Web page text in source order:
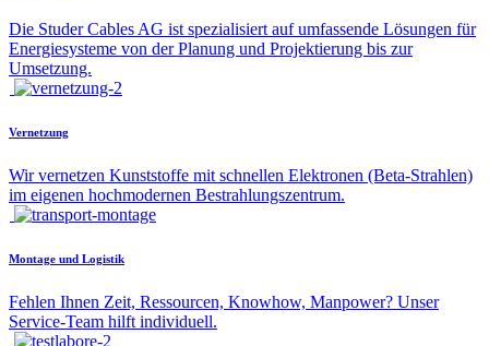
Die Studer Cables AG ist spezialisiert auf umfassende Lösungen für
Energiesysteme von der Planung und Projektierung bis zur
Umsetzung.
Vernetzung
Wir vernetzen Kunststoffe mit schnellen Elektronen (Beta-Strahlen)
im eigenen hochmodernen Bestrahlungszentrum.
Montage und Logistik
Fehlen Ihnen Zeit, Ressourcen, Knowhow, Manpower? Unser
Service-Team hilft individuell.